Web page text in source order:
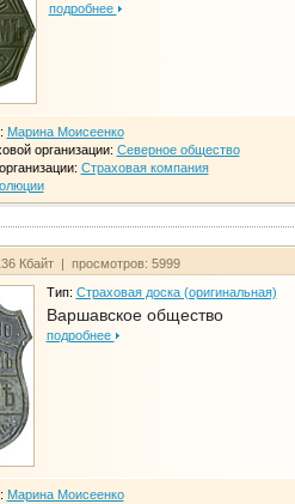
подробнее
Марина Моисеенко
организации: Северное общество
Страховая компания
Кбайт | просмотров: 5999
Тип: Страховая доска (оригинальная)
Варшавское общество
подробнее
Марина Моисеенко